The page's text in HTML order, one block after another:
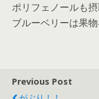
ポリフェノールも摂
ブルーベリーは果
Previous Post